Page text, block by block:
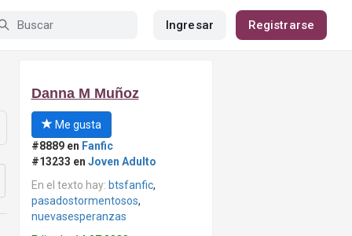
Ingresar Registrarse
Danna M Muñoz
Me gusta
#8889 en Fanfic
#13233 en Joven Adulto
En el texto hay: btsfanfic,
pasadostormentosos,
nuevasesperanzas